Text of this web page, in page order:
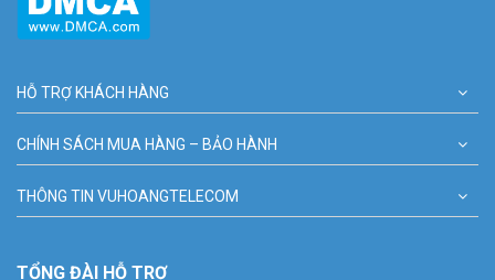
HỖ TRỢ KHÁCH HÀNG
CHÍNH SÁCH MUA HÀNG – BẢO HÀNH
THÔNG TIN VUHOANGTELECOM
TỔNG ĐÀI HỖ TRỢ